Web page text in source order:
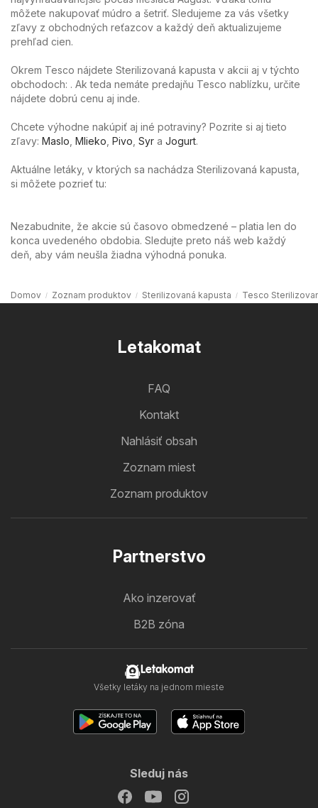
môžete nakupovať múdro a šetriť. Sledujeme za vás všetky
zľavy z obchodných reťazcov a každý deň aktualizujeme
prehľad cien.
Okrem Tesco nájdete Sterilizovaná kapusta v akcii aj v týchto
obchodoch: . Ak teda nemáte predajňu Tesco nablízku, určite
nájdete dobrú cenu aj inde.
Chcete výhodne nakúpiť aj iné potraviny? Pozrite si aj tieto
zľavy: Maslo Mlieko Pivo Syr a Jogurt.
Aktuálne letáky, v ktorých sa nachádza Sterilizovaná kapusta,
si môžete pozrieť tu:
Nezabudnite, že akcie sú časovo obmedzené – platia len do
konca uvedeného obdobia. Sledujte preto náš web každý
deň, aby vám neušla žiadna výhodná ponuka.
Domov Zoznam produktov Sterilizovaná kapusta Tesco
Letakomat
FAQ
Kontakt
Nahlásiť obsah
Zoznam miest
Zoznam produktov
Partnerstvo
Ako inzerovať
B2B zóna
Letakomat
Všetky letáky na jednom mieste
Sleduj nás